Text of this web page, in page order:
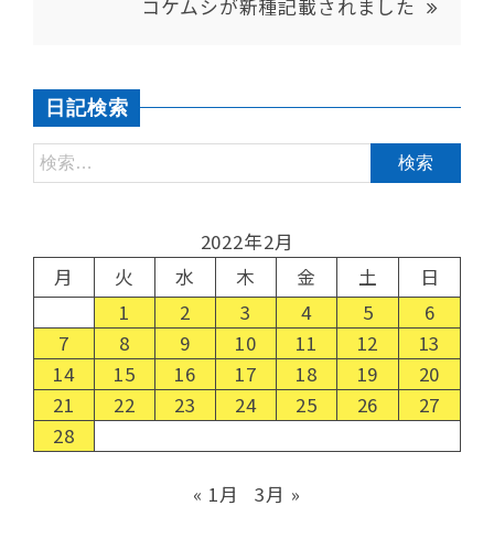
コケムシが新種記載されました
日記検索
2022年2月
月
火 水 木 金 土
日
1
2 3 4 5
6
7
8 9 10 11 12
13
14
15 16 17 18 19
20
21
22 23 24 25 26
27
28
« 1月 3月 »